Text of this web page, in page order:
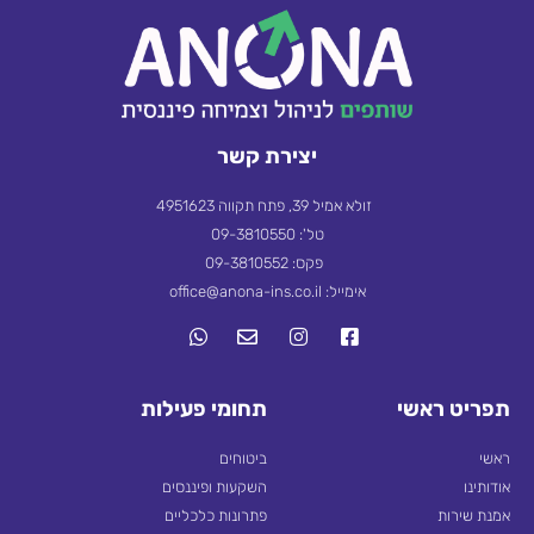
יצירת קשר
זולא אמיל 39, פתח תקווה 4951623
טל': 09-3810550
פקס: 09-3810552
אימייל: office@anona-ins.co.il
תפריט ראשי
ראשי
אודותינו
אמנת שירות
תחומי פעילות
ביטוחים
השקעות ופיננסים
פתרונות כלכליים